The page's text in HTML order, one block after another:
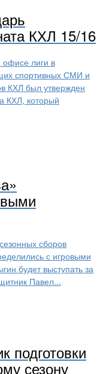
КХЛ 15/16
офисе лиги в
спортивных СМИ и
КХЛ был утвержден
КХЛ, который
сборов
с игровыми
будет выступать за
Павел...
подготовки
сезону